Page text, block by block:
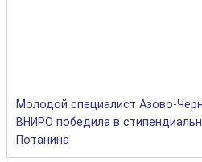
Молодой специалист Азово-
ВНИРО победила в
Потанина